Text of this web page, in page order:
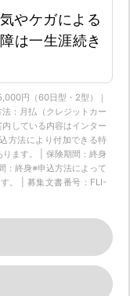
やケガによる
は一生涯続き
円（60日型・2型）｜
：月払（クレジットカー
している内容はインター
方法により付加できる特
ます。 | 保険期間：終身
：終身※申込方法によって
。 | 募集文書番号：FLI-